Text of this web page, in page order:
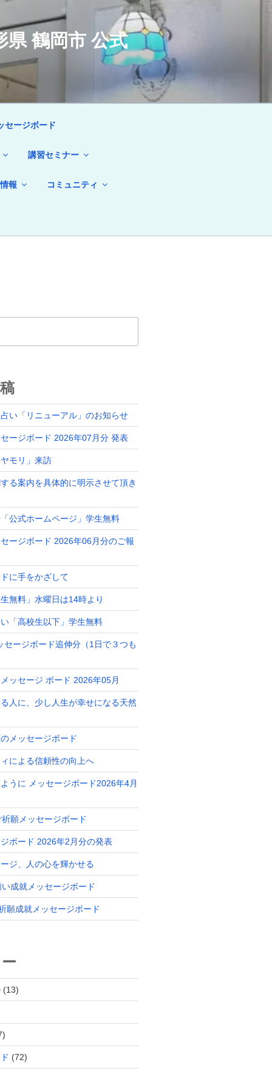
鶴岡市 公式
セージボード
講習セミナー
報 コミュニティ
い「リニューアル」のお知らせ
ージボード 2026年07月分 発表
モリ」来訪
る案内を具体的に明示させて頂き
公式ホームページ」学生無料
ージボード 2026年06月分のご報
に手をかざして
無料」水曜日は14時より
「高校生以下」学生無料
セージボード追伸分（1日で３つも
ッセージ ボード 2026年05月
人に、少し人生が幸せになる天然
メッセージボード
による信頼性の向上へ
うに メッセージボード2026年4月
願メッセージボード
ボード 2026年2月分の発表
ジ、人の心を輝かせる
成就メッセージボード
願成就メッセージボード
(13)
(72)